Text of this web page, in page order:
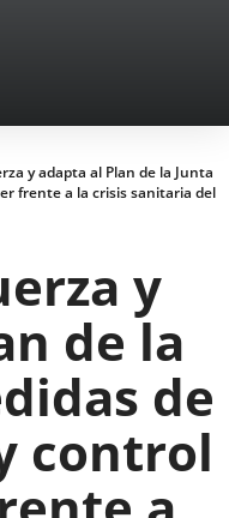
y adapta al Plan de la Junta
frente a la crisis sanitaria del
y
de la
de
control